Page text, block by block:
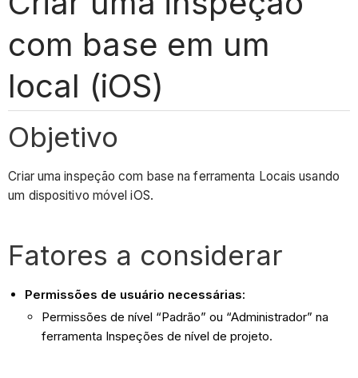
com base em um
local (iOS)
Objetivo
Criar uma inspeção com base na ferramenta Locais usando
um dispositivo móvel iOS.
Fatores a considerar
Permissões de usuário necessárias:
Permissões de nível “Padrão” ou “Administrador” na
ferramenta Inspeções de nível de projeto.